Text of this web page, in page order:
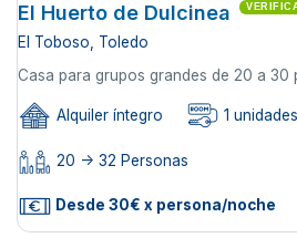
El Huerto de Dulcinea
El Toboso, Toledo
Casa para grupos grandes de 20 a 30
Alquiler íntegro 1 unidades
20 -> 32 Personas
Desde 30€ x persona/noche